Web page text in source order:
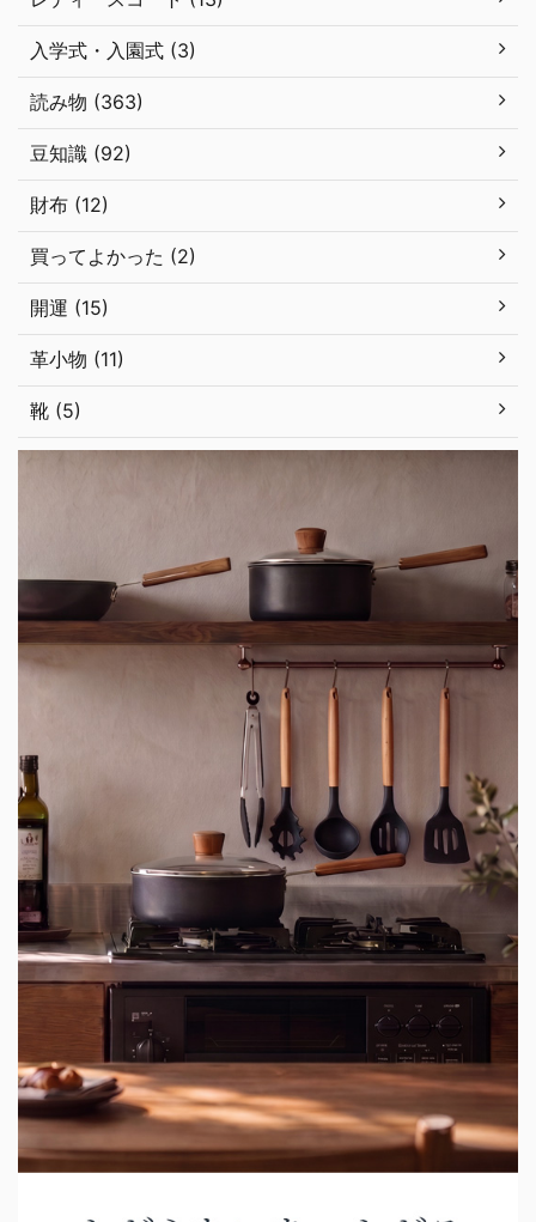
入学式・入園式 (3)
読み物 (363)
豆知識 (92)
財布 (12)
買ってよかった (2)
開運 (15)
革小物 (11)
靴 (5)